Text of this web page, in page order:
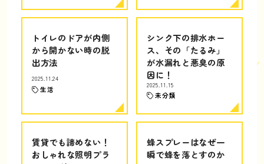
トイレのドアが内側
から開かない時の脱
出方法
2025.11.24
生活
シンク下の排水ホー
ス、その「たるみ」
が水漏れと悪臭の原
因に！
2025.11.15
未分類
賃貸でも諦めない！
おしゃれな照明プラ
蜂スプレーはなぜ一
瞬で蜂を落とすのか